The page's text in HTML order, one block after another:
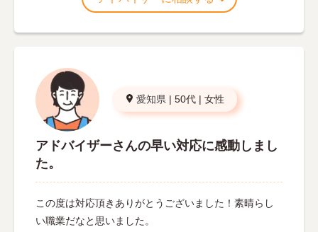
愛知県 | 50代 | 女性
アドバイザーさんの早い対応に感動しまし
た。
この度は対応頂きありがとうございました！素晴らし
い職業だなと思いました。